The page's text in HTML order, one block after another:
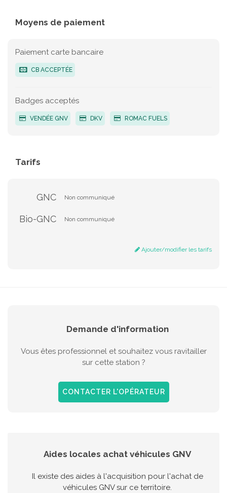
Moyens de paiement
Paiement carte bancaire
CB ACCEPTÉE
Badges acceptés
VENDÉE GNV DKV ROMAC FUELS
Tarifs
GNC Non communiqué
Bio-GNC Non communiqué
Ajouter/modifier les tarifs
Demande d'information
Vous êtes professionnel et souhaitez vous ravitailler
sur cette station ?
CONTACTER L'OPÉRATEUR
Aides locales achat véhicules GNV
Il existe des aides à l'acquisition pour l'achat de
véhicules GNV sur ce territoire.